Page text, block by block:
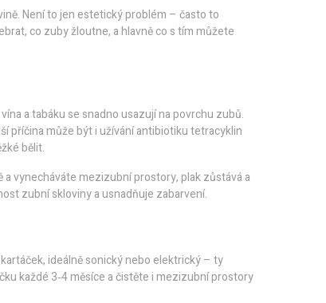
Není to jen estetický problém – často to
co zuby žloutne, a hlavně co s tím můžete
a tabáku se snadno usazují na povrchu zubů.
příčina může být i užívání antibiotiku tetracyklin
bělit.
vynecháváte mezizubní prostory, plak zůstává a
zubní skloviny a usnadňuje zabarvení.
ideálně sonický nebo elektrický – ty
každé 3‑4 měsíce a čistěte i mezizubní prostory